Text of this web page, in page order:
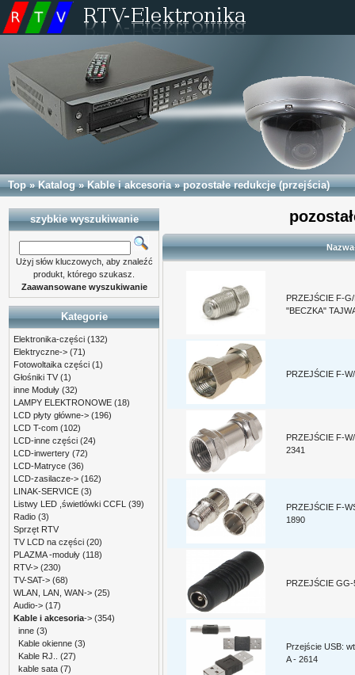
Top»Katalog»Kable i akcesoria»pozostałe redukcje (przejścia)
PRZEJŚCIE F-
"BECZKA"
PRZEJŚCIE F-
PRZEJŚCIE F-
2341
PRZEJŚCIE F-
1890
PRZEJŚCIE
Przejście USB:
A - 2614
szybkie wyszukiwanie
Użyj słów kluczowych, aby znaleźć
produkt, którego szukasz.
Zaawansowane wyszukiwanie
Kategorie
Elektronika-części (132)
Elektryczne-> (71)
Fotowoltaika części (1)
Głośniki TV (1)
inne Moduły (32)
LAMPY ELEKTRONOWE (18)
LCD płyty główne-> (196)
LCD T-com (102)
LCD-inne części (24)
LCD-inwertery (72)
LCD-Matryce (36)
LCD-zasilacze-> (162)
LINAK-SERVICE (3)
Listwy LED ,świetlówki CCFL
(39)
Radio (3)
Sprzęt RTV
TV LCD na części (20)
PLAZMA -moduły (118)
RTV-> (230)
TV-SAT-> (68)
WLAN, LAN, WAN-> (25)
Audio-> (17)
Kable i akcesoria-> (354)
inne (3)
Kable okienne (3)
Kable RJ..
(27)
kable sata (7)